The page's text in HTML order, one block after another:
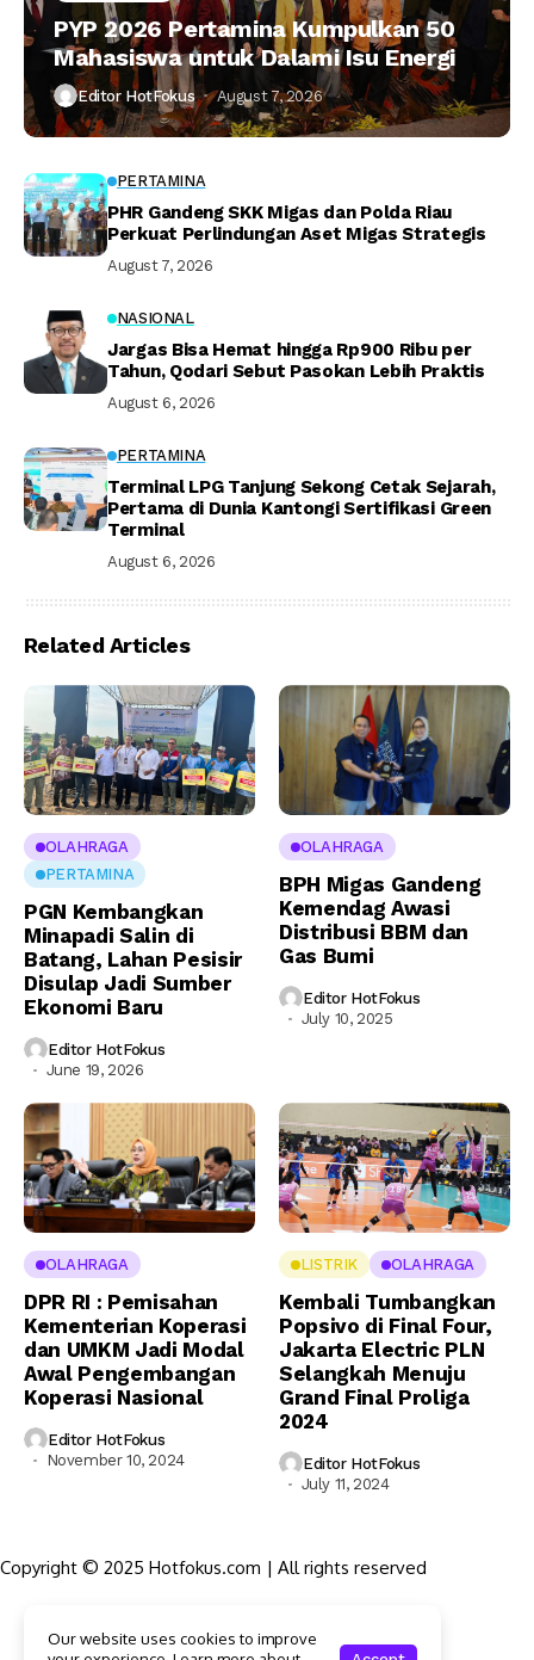
PYP 2026 Pertamina Kumpulkan 50
Mahasiswa untuk Dalami Isu Energi
Editor HotFokus August 7, 2026
PERTAMINA
PHR Gandeng SKK Migas dan Polda Riau
Perkuat Perlindungan Aset Migas Strategis
August 7, 2026
NASIONAL
Jargas Bisa Hemat hingga Rp900 Ribu per
Tahun, Qodari Sebut Pasokan Lebih Praktis
August 6, 2026
PERTAMINA
Terminal LPG Tanjung Sekong Cetak Sejarah,
Pertama di Dunia Kantongi Sertifikasi Green
Terminal
August 6, 2026
Related Articles
OLAHRAGA
PERTAMINA
PGN Kembangkan
Minapadi Salin di
Batang, Lahan Pesisir
Disulap Jadi Sumber
Ekonomi Baru
Editor HotFokus
June 19, 2026
OLAHRAGA
BPH Migas Gandeng
Kemendag Awasi
Distribusi BBM dan
Gas Bumi
Editor HotFokus
July 10, 2025
OLAHRAGA
DPR RI : Pemisahan
Kementerian Koperasi
dan UMKM Jadi Modal
Awal Pengembangan
Koperasi Nasional
Editor HotFokus
November 10, 2024
LISTRIK OLAHRAGA
Kembali Tumbangkan
Popsivo di Final Four,
Jakarta Electric PLN
Selangkah Menuju
Grand Final Proliga
2024
Editor HotFokus
July 11, 2024
Copyright © 2025 Hotfokus.com | All rights reserved
Struktur Organisasi
Our website uses cookies to improve